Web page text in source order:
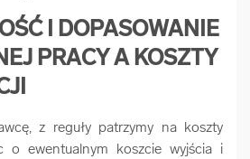
I DOPASOWANIE
PRACY A KOSZTY
z reguły patrzymy na koszty
o ewentualnym koszcie wyjścia i